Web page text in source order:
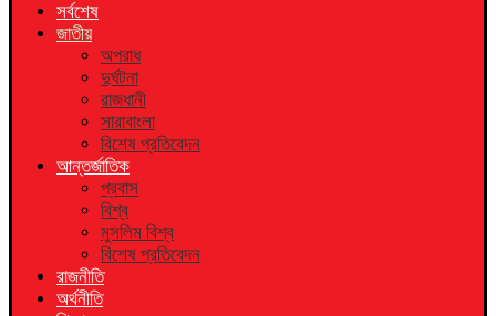
সর্বশেষ
জাতীয়
অপরাধ
দুর্ঘটনা
রাজধানী
সারাবাংলা
বিশেষ প্রতিবেদন
আন্তর্জাতিক
প্রবাস
বিশ্ব
মুসলিম বিশ্ব
বিশেষ প্রতিবেদন
রাজনীতি
অর্থনীতি